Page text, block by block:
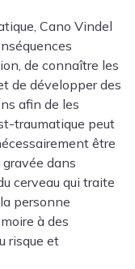
Cano Vindel
de connaître les
de développer des
afin de les
traumatique peut
être
dans
cerveau qui traite
personne
à des
risque et